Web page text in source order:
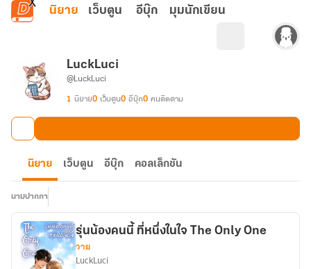
ข้ามไปยังเนื้อหาหลัก
นิยาย เว็บตูน อีบุ๊ก มุมนักเขียน
LuckLuci
@LuckLuci
1 นิยาย0 เว็บตูน0 อีบุ๊ก0 คนติดตาม
นิยาย เว็บตูน อีบุ๊ก คอลเล็กชัน
นามปากกา
รุ่นน้องคนนี้ ที่หนึ่งในใจ The Only One
วาย
LuckLuci